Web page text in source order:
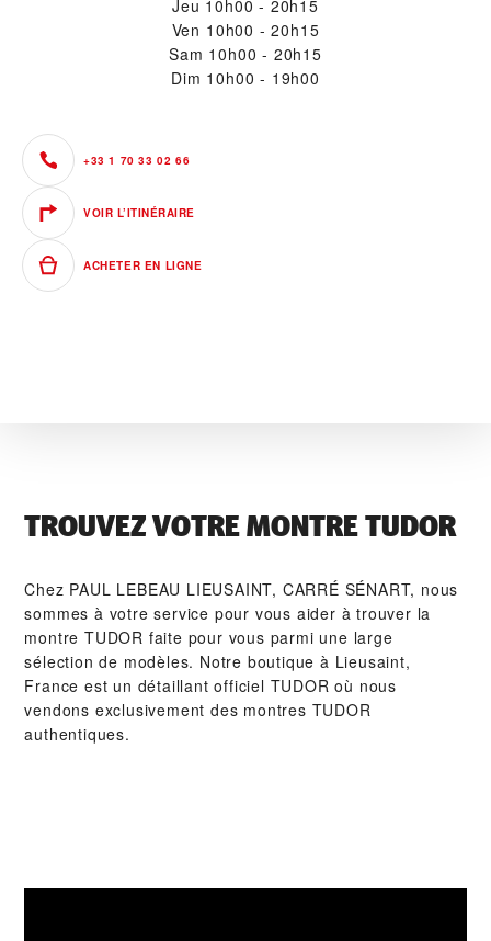
Jeu 10h00 - 20h15
Ven 10h00 - 20h15
Sam 10h00 - 20h15
Dim 10h00 - 19h00
+33 1 70 33 02 66
VOIR L’ITINÉRAIRE
ACHETER EN LIGNE
TROUVEZ VOTRE MONTRE TUDOR
Chez ‭PAUL LEBEAU LIEUSAINT, CARRÉ SÉNART‬, nous
sommes à votre service pour vous aider à trouver la
montre TUDOR faite pour vous parmi une large
sélection de modèles. Notre boutique à Lieusaint,
France est un détaillant officiel TUDOR où nous
vendons exclusivement des montres TUDOR
authentiques.